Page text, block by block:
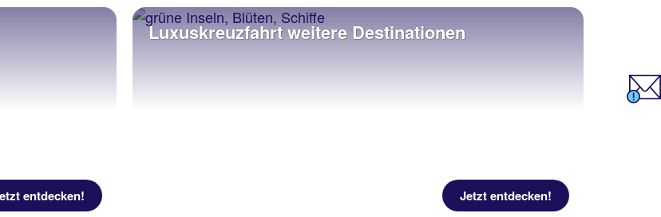
entdecken!
Luxuskreuzfahrt weitere Destinationen
Jetzt entdecken!